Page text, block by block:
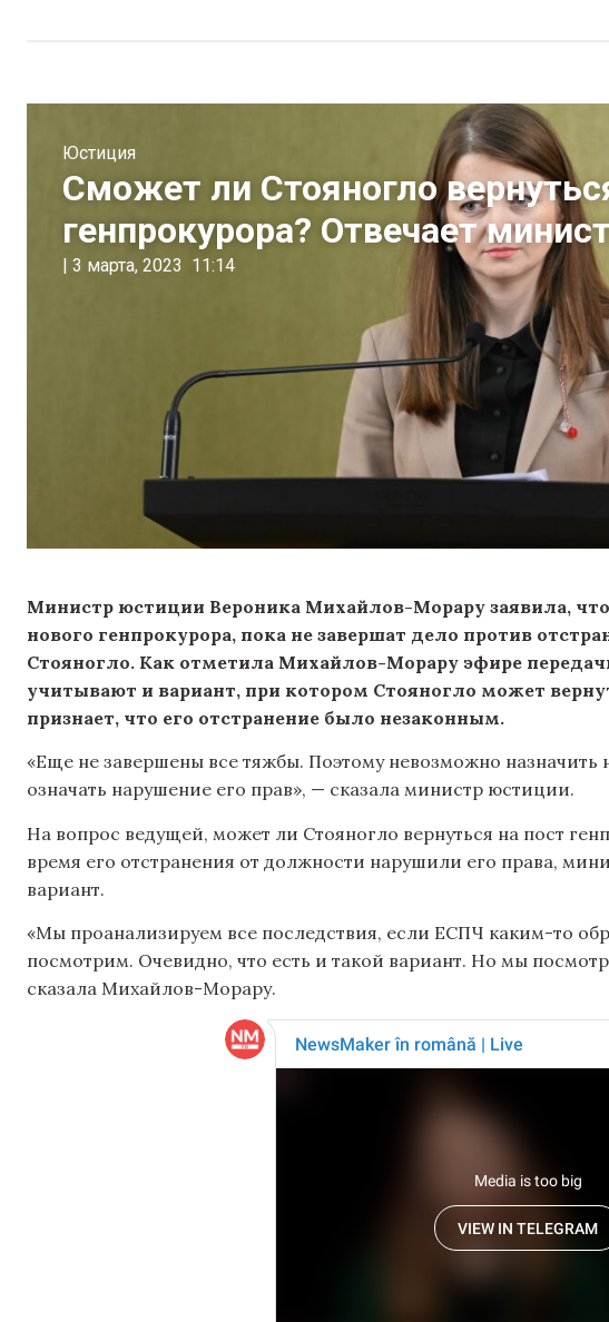
Юстиция
Сможет ли Стояногло
генпрокурора? Отвечает
| 3 марта, 2023 11:14
Министр юстиции Вероника Михайлов-Морару заявила,
нового генпрокурора, пока не завершат дело против
Стояногло. Как отметила Михайлов-Морару эфире
учитывают и вариант, при котором Стояногло может
признает, что его отстранение было незаконным.
«Еще не завершены все тяжбы. Поэтому невозможно назначить
означать нарушение его прав», — сказала министр юстиции.
На вопрос ведущей, может ли Стояногло вернуться на пост
время его отстранения от должности нарушили его права,
вариант.
«Мы проанализируем все последствия, если ЕСПЧ каким-то
посмотрим. Очевидно, что есть и такой вариант. Но мы
сказала Михайлов-Морару.